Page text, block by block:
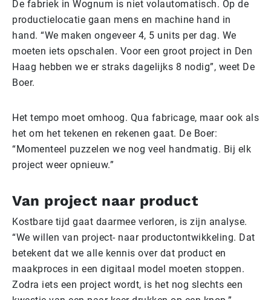
De fabriek in Wognum is niet volautomatisch. Op de
productielocatie gaan mens en machine hand in
hand. “We maken ongeveer 4, 5 units per dag. We
moeten iets opschalen. Voor een groot project in Den
Haag hebben we er straks dagelijks 8 nodig”, weet De
Boer.
Het tempo moet omhoog. Qua fabricage, maar ook als
het om het tekenen en rekenen gaat. De Boer:
“Momenteel puzzelen we nog veel handmatig. Bij elk
project weer opnieuw.”
Van project naar product
Kostbare tijd gaat daarmee verloren, is zijn analyse.
“We willen van project- naar productontwikkeling. Dat
betekent dat we alle kennis over dat product en
maakproces in een digitaal model moeten stoppen.
Zodra iets een project wordt, is het nog slechts een